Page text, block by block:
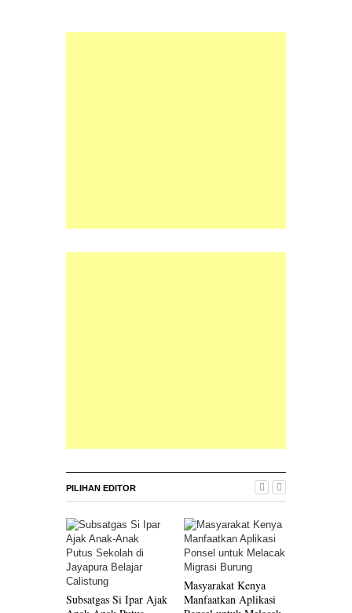
PILIHAN EDITOR
Subsatgas Si Ipar Ajak
Masyarakat Kenya
Manfaatkan Aplikasi